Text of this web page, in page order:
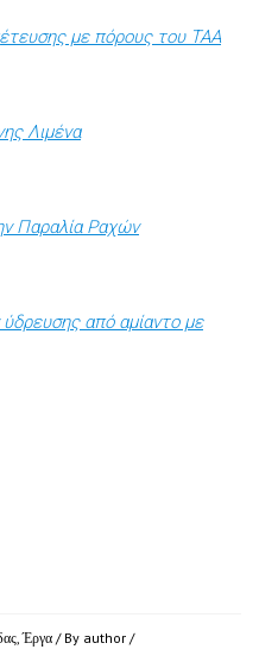
με πόρους του ΤΑΑ
Λιμένα
Παραλία Ραχών
από αμίαντο με
,Έργα / By author /